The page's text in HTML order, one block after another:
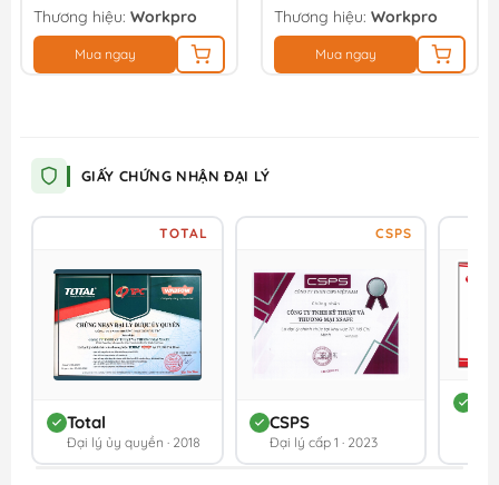
Thương hiệu: Workpro
Mua ngay
Thương hiệu: Workpro
Mua ngay
GIẤY CHỨNG NHẬN ĐẠI LÝ
TOTAL
Total
Đại lý ủy quyền · 2018
CSPS
CSPS
Đại lý cấp 1 · 2023